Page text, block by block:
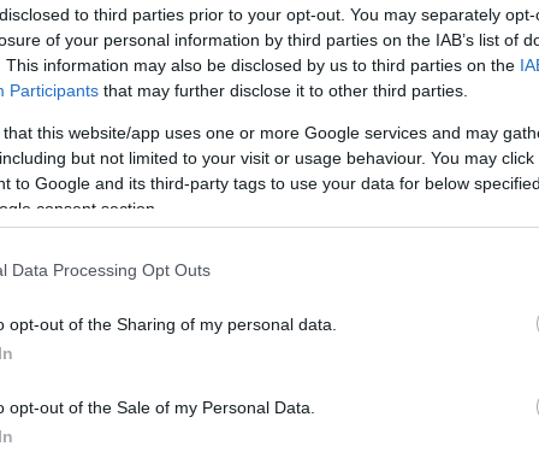
to third parties prior to your opt-out. You may separately
of your personal information by third parties on the IAB’s list of
This information may also be disclosed by us to third parties on the
Participants that may further disclose it to other third parties.
that this website/app uses one or more Google services and may
but not limited to your visit or usage behaviour. You may
to Google and its third-party tags to use your data for below
consent section.
Data Processing Opt Outs
opt-out of the Sharing of my personal data.
opt-out of the Sale of my Personal Data.
τις τελευταίεςΕιδήσειςαπό την Ελλάδα για την
έκδηλη έκπληξη, που γρήγορα μετατράπηκε σε
του Εθνικού και Καποδιστριακού
και Θρησκευμάτων κ. Γαβρόγλου εμμένει
το μάθημα των Λατινικών από τον κατάλογο
μαθημάτων, αντικαθιστώντας το με την
Πανελλήνιες: Xιλιάδες θέσεις για τις οποίες δεν θα